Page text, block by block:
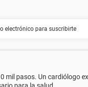
mil pasos. Un cardiólogo